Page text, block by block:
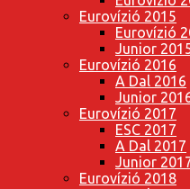
Eurovízió 2015
Eurovízió
Junior
Eurovízió 2016
A Dal 2016
Junior
Eurovízió 2017
ESC 2017
A Dal 2017
Junior
Eurovízió 2018